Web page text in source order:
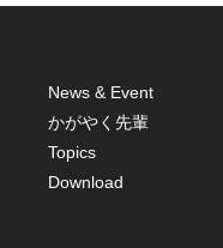
News & Event
かがやく先輩
Topics
Download